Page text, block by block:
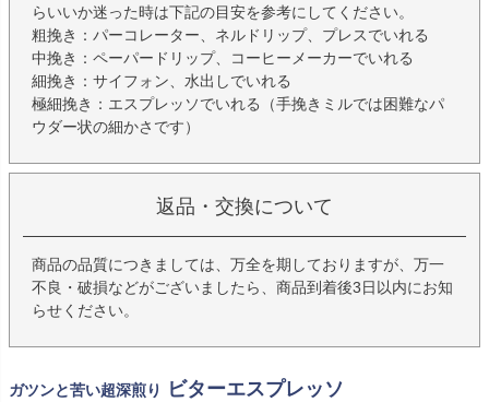
らいいか迷った時は下記の目安を参考にしてください。
粗挽き：パーコレーター、ネルドリップ、プレスでいれる
中挽き：ペーパードリップ、コーヒーメーカーでいれる
細挽き：サイフォン、水出しでいれる
極細挽き：エスプレッソでいれる（手挽きミルでは困難なパ
ウダー状の細かさです）
返品・交換について
商品の品質につきましては、万全を期しておりますが、万一
不良・破損などがございましたら、商品到着後3日以内にお知
らせください。
ガツンと苦い超深煎り ビターエスプレッソ